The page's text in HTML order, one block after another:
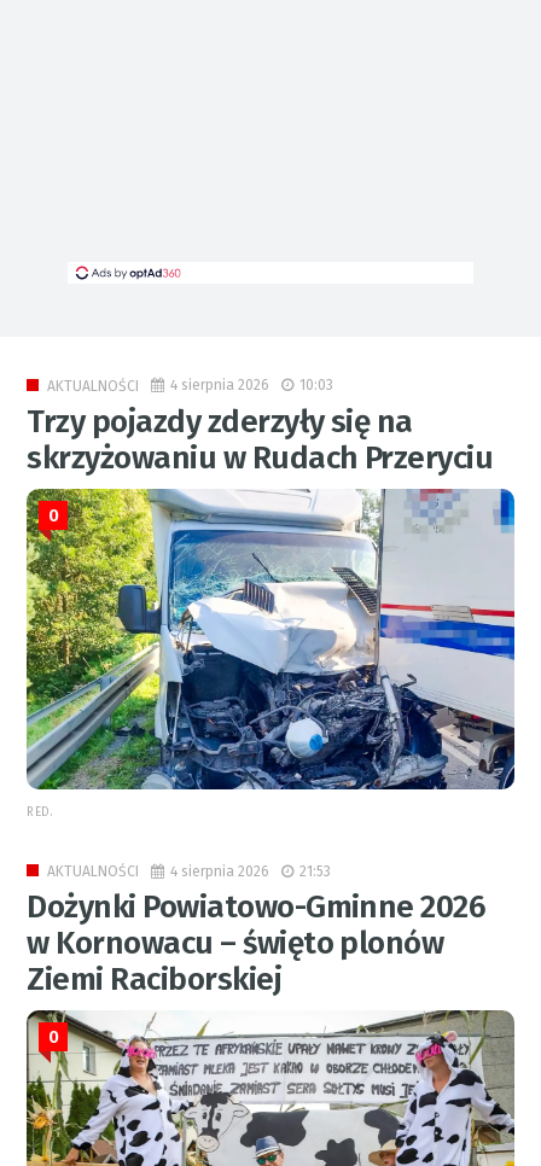
AKTUALNOŚCI 4 sierpnia 2026 10:03
Trzy pojazdy zderzyły się na
skrzyżowaniu w Rudach Przeryciu
0
RED.
AKTUALNOŚCI 4 sierpnia 2026 21:53
Dożynki Powiatowo-Gminne 2026
w Kornowacu – święto plonów
Ziemi Raciborskiej
0